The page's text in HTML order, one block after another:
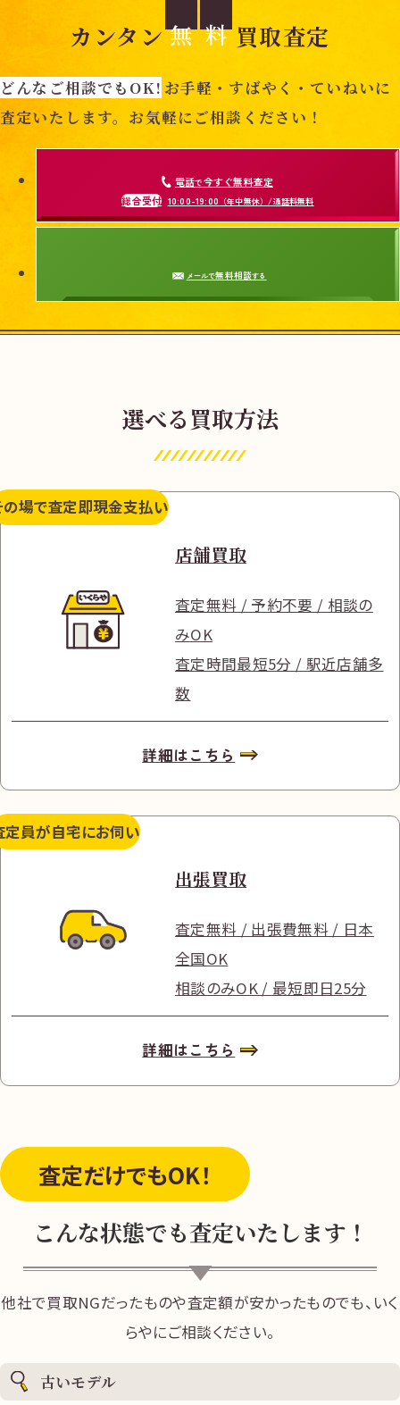
カンタン 無 料 買取査定
どんなご相談でもOK! お手軽・すばやく・ていねいに
査定いたします。お気軽にご相談ください！
電話で今すぐ無料査定
総合受付 10:00-19:00 （年中無休）/通話料無料
メールで無料相談する
選べる買取方法
の場で査定即現金支払い
店舗買取
査定無料 / 予約不要 / 相談の
みOK
査定時間最短5分 / 駅近店舗多
数
詳細はこちら
定員が自宅にお伺い
出張買取
査定無料 / 出張費無料 / 日本
全国OK
相談のみOK / 最短即日25分
詳細はこちら
査定だけでもOK！
こんな状態でも査定いたします！
他社で買取NGだったものや査定額が安かったものでも、いく
らやにご相談ください。
古いモデル